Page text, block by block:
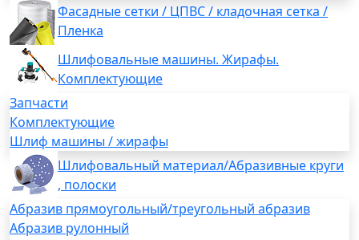
Фасадные сетки / ЦПВС / кладочная сетка /
Пленка
Шлифовальные машины. Жирафы.
Комплектующие
Запчасти
Комплектующие
Шлиф машины / жирафы
Шлифовальный материал/Абразивные круги
, полоски
Абразив прямоугольный/треугольный абразив
Абразив рулонный